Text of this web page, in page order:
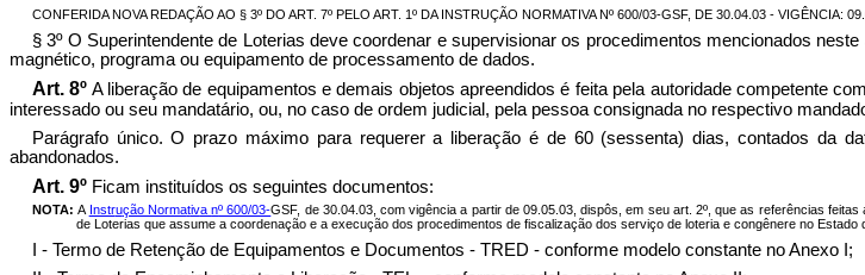
CONFERIDA NOVA REDAÇÃO AO § 3º DO ART. 7º PELO ART. 1º DA INSTRUÇÃO NORMATIVA Nº 600/03-GSF, DE 30.04.03 - VIGÊNCIA:
§ 3º O Superintendente de Loterias deve coordenar e supervisionar os procedimentos mencionados
magnético, programa ou equipamento de processamento de dados.
Art. 8º A liberação de equipamentos e demais objetos apreendidos é feita pela autoridade competente
interessado ou seu mandatário, ou, no caso de ordem judicial, pela pessoa consignada no respectivo
Parágrafo único. O prazo máximo para requerer a liberação é de 60 (sessenta) dias, contados da
abandonados.
Art. 9ºFicam instituídos os seguintes documentos:
NOTA:A Instrução Normativanº 600/03-GSF, de 30.04.03, com vigência a partir de 09.05.03, dispôs, em seu art. 2º, que as referências
de Loterias que assume a coordenação e a execução dos procedimentos de fiscalização dos serviço de loteria e congênere no Estado
I - Termo de Retenção de Equipamentos e Documentos - TRED - conforme modelo constante no Anexo I;